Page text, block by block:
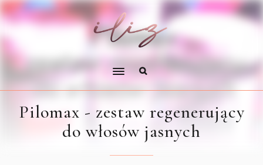
Pilomax - zestaw regenerujący
do włosów jasnych